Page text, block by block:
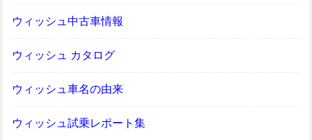
ウィッシュ中古車情報
ウィッシュ カタログ
ウィッシュ車名の由来
ウィッシュ試乗レポート集